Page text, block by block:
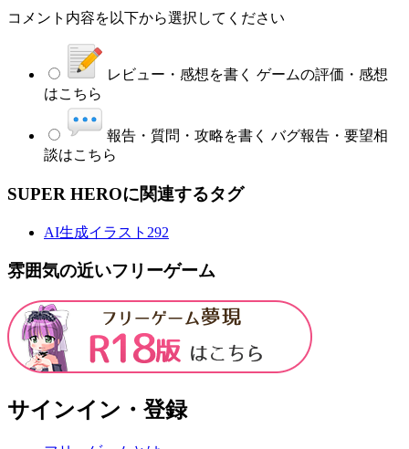
コメント内容を以下から選択してください
レビュー・感想を書く ゲームの評価・感想
はこちら
報告・質問・攻略を書く バグ報告・要望相
談はこちら
SUPER HEROに関連するタグ
AI生成イラスト 292
雰囲気の近いフリーゲーム
サインイン・登録